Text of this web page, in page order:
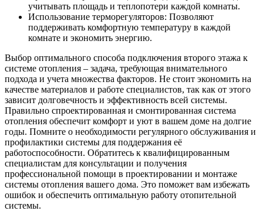
учитывать площадь и теплопотери каждой комнаты.
Использование терморегуляторов: Позволяют
поддерживать комфортную температуру в каждой
комнате и экономить энергию.
Выбор оптимального способа подключения второго этажа к
системе отопления – задача, требующая внимательного
подхода и учета множества факторов. Не стоит экономить на
качестве материалов и работе специалистов, так как от этого
зависит долговечность и эффективность всей системы.
Правильно спроектированная и смонтированная система
отопления обеспечит комфорт и уют в вашем доме на долгие
годы. Помните о необходимости регулярного обслуживания и
профилактики системы для поддержания её
работоспособности. Обратитесь к квалифицированным
специалистам для консультации и получения
профессиональной помощи в проектировании и монтаже
системы отопления вашего дома. Это поможет вам избежать
ошибок и обеспечить оптимальную работу отопительной
системы.